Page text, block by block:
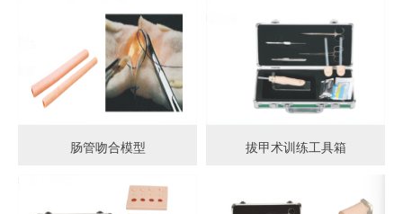
肠管吻合模型 拔甲术训练工具箱